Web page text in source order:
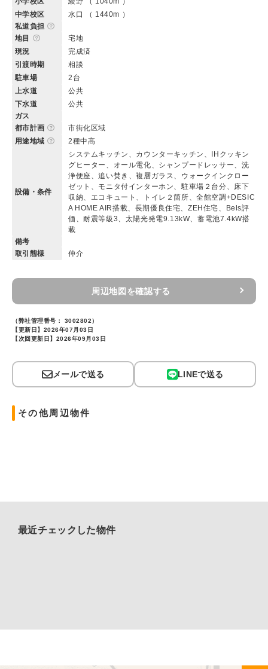
中学校区
水口 （ 1440m ）
私道負担
地目
宅地
現況
完成済
引渡時期
相談
駐車場
2台
上水道
公共
下水道
公共
ガス
都市計画
市街化区域
用途地域
2種中高
設備・条件
システムキッチン、カウンターキッチン、IHクッキン
グヒーター、オール電化、シャンプードレッサー、洗
浄便座、追い焚き、複層ガラス、ウォークインクロー
ゼット、モニタ付インターホン、駐車場２台分、床下
収納、エコキュート、トイレ２箇所、全館空調+DESIC
A HOME AIR搭載、長期優良住宅、ZEH住宅、Bels評
価、耐震等級3、太陽光発電9.13kW、蓄電池7.4kW搭
載
備考
取引態様
仲介
周辺地図を確認する
（弊社管理番号： 3002802）
【更新日】2026年07月03日
【次回更新日】2026年09月03日
メールで送る LINEで送る
その他周辺物件
最近チェックした物件